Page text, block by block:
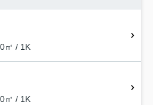
㎡ / 1K
㎡ / 1K